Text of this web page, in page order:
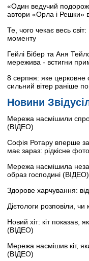
«Один ведучий
автори «Орла і Решки»
Те, чого чекає весь
моменту
Гейлі Бібер та Аня
мережива - встигни
8 серпня: яке церковне
сильний вітер раніше
Новини
Мережа насмішили
(ВІДЕО)
Софія Ротару вперше
має зараз: рідкісне фото
Мережа насмішила
образ господині (ВІДЕО)
Здорове харчування:
Дієтологи розповіли, чи
Новий хіт: кіт показав,
(ВІДЕО)
Мережа насмішив кіт,
(ВІДЕО)